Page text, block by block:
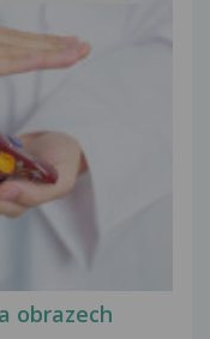
obrazech